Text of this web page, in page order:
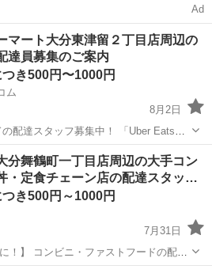
Ad
マート大分東津留２丁目店周辺の
達員募集のご案内
き500円〜1000円
ム
8月2日
配達スタッフ募集中！ 「Uber Eats」
用アプリを使ってお仕事するスタイル
ら、受けるかどうかを自由に選べます！
ファミリーマート
分舞鶴町一丁目店周辺の大手コン
・定食チェーン店の配達スタッ…
き500円～1000円
7月31日
！】 コンビニ・ファストフードの配達
で空いた時間にサクッと配達！ 配達す